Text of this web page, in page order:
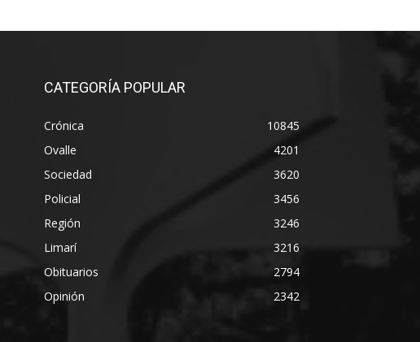
CATEGORÍA POPULAR
Crónica
10845
Ovalle
4201
Sociedad
3620
Policial
3456
Región
3246
Limarí
3216
Obituarios
2794
Opinión
2342